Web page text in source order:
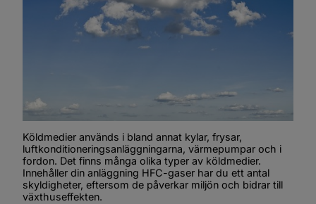
Köldmedier används i bland annat kylar, frysar,
luftkonditioneringsanläggningarna, värmepumpar och i
fordon. Det finns många olika typer av köldmedier.
Innehåller din anläggning HFC-gaser har du ett antal
skyldigheter, eftersom de påverkar miljön och bidrar till
växthuseffekten.